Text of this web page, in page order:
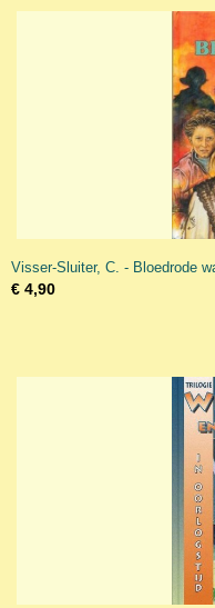
Visser-Sluiter, C. - Bloedrode
€ 4,90